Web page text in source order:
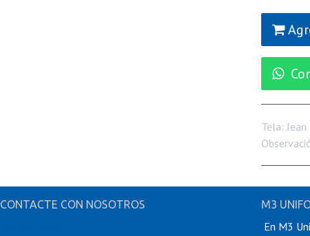
Tela:Jean
CONTACTE CON NOSOTROS M3
En M3